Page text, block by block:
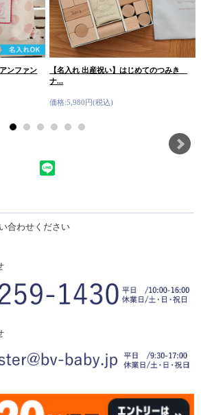
ンファン
【名入れ 出産祝い】はじめてのつみき
ナ...
価格:5,980円(税込)
合わせください